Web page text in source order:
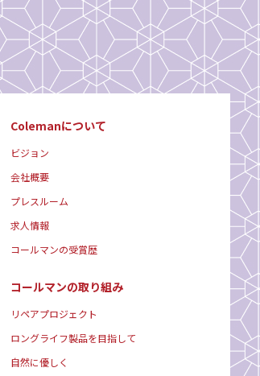
Colemanについて
ビジョン
会社概要
プレスルーム
求人情報
コールマンの受賞歴
コールマンの取り組み
リペアプロジェクト
ロングライフ製品を目指して
自然に優しく